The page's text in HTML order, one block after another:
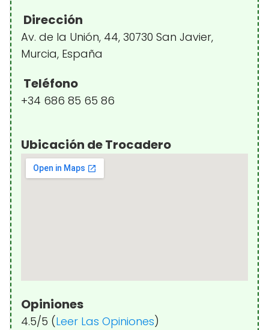
Dirección
Av. de la Unión, 44, 30730 San Javier,
Murcia, España
Teléfono
+34 686 85 65 86
Ubicación de Trocadero
Opiniones
4.5/5 (Leer Las Opiniones)